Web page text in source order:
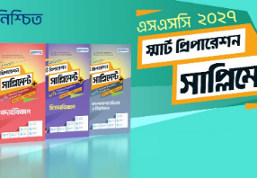
বইটি যে কারণে সেরা:
ইসলাম ধর্মের প্রাথমিক জ্ঞানার্জনে ছোটোদের আরবি ও
বইটির মাধ্যমে শিশুরা মৌলিক ইবাদতসমূহের নিয়ম
বইটিতে প্রদত্ত অনুশীলনীর মাধ্যমে শিশুরা অর্জিত জ্ঞান